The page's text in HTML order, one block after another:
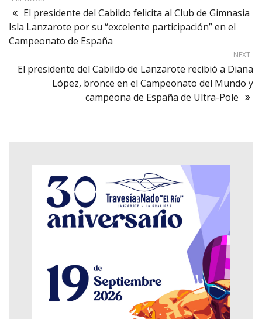
El presidente del Cabildo felicita al Club de Gimnasia
Isla Lanzarote por su “excelente participación” en el
Campeonato de España
NEXT
El presidente del Cabildo de Lanzarote recibió a Diana
López, bronce en el Campeonato del Mundo y
campeona de España de Ultra-Pole